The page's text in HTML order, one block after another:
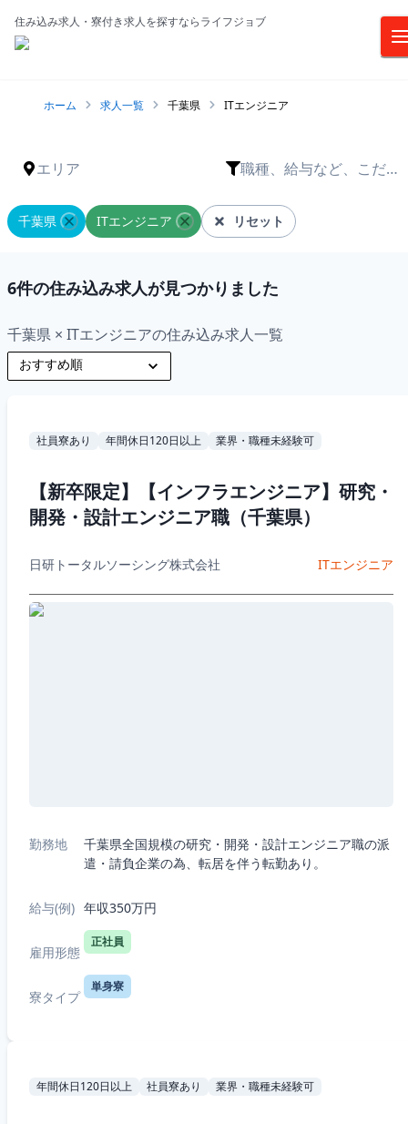
住み込み求人・寮付き求人を探すならライフジョブ
ホーム 求人一覧 千葉県 ITエンジニア
エリア
職種、給与など、こだわ
千葉県 ITエンジニア リセット
6件の住み込み求人が見つかりました
千葉県 × ITエンジニアの住み込み求人一覧
社員寮あり 年間休日120日以上 業界・職種未経験可
【新卒限定】【インフラエンジニア】研究・
開発・設計エンジニア職（千葉県）
日研トータルソーシング株式会社 ITエンジニア
勤務地
千葉県全国規模の研究・開発・設計エンジニア職の派
遣・請負企業の為、転居を伴う転勤あり。
給与(例) 年収350万円
雇用形態
正社員
寮タイプ
単身寮
年間休日120日以上 社員寮あり 業界・職種未経験可